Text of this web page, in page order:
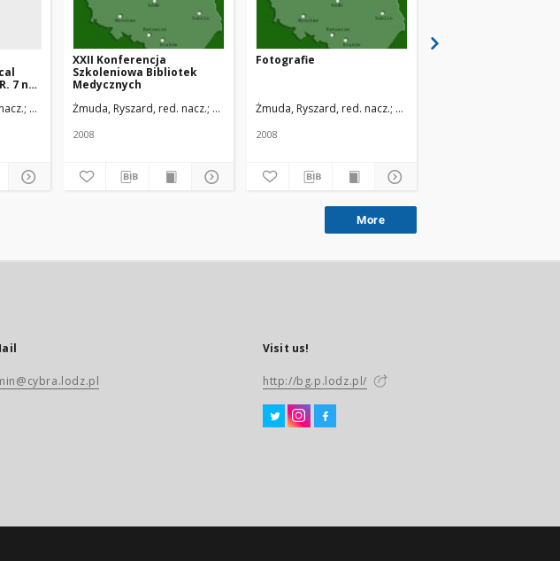
7 nr
Uniwersytet Medyczny w Łodzi
XXII Konferencja
Szkoleniowa Bibliotek
Medycznych
Żmuda, Ryszard, red. nacz. Uniwersytet Medyczny w Łodzi
2008
Fotografie
Żmuda, Ryszard, red. nacz. Uniwersytet Medyczny w Łodzi
2008
More
Visit us!
http://bg.p.lodz.pl/